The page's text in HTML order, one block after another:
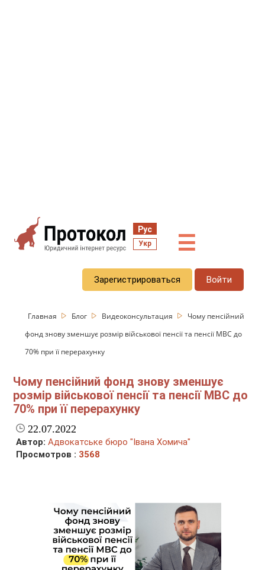
Рус
Укр ☰
Зарегистрироваться Войти
Главная Блог Видеоконсультация
Чому пенсійний
фонд знову зменшує розмір військової пенсії та пенсії МВС до
70% при її перерахунку
Чому пенсійний фонд знову зменшує
розмір військової пенсії та пенсії МВС до
70% при її перерахунку
22.07.2022
Автор: Адвокатське бюро "Івана Хомича"
Просмотров : 3568